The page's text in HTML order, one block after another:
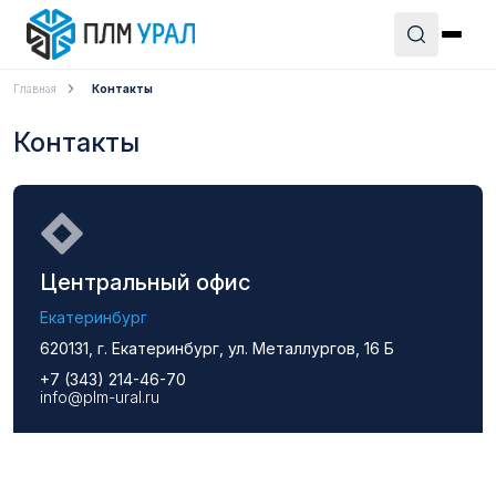
Главная Контакты
Контакты
Центральный офис
Екатеринбург
620131, г. Екатеринбург, ул. Металлургов, 16 Б
+7 (343) 214-46-70
info@plm-ural.ru